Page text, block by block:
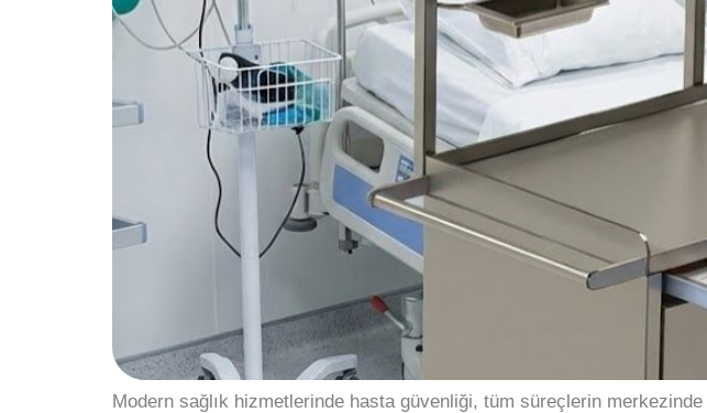
Modern sağlık hizmetlerinde hasta güvenliği, tüm süreçlerin